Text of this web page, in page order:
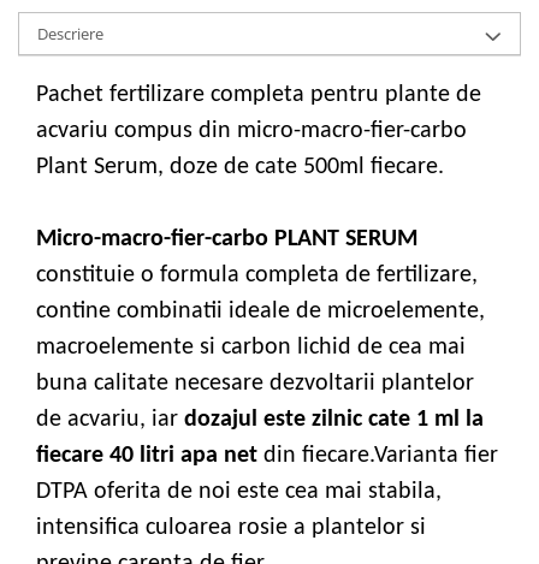
Descriere
Pachet fertilizare completa pentru plante de
acvariu compus din micro-macro-fier-carbo
Plant Serum, doze de cate 500ml fiecare.
Micro-macro-fier-carbo PLANT SERUM
constituie o formula completa de fertilizare,
contine combinatii ideale de microelemente,
macroelemente si carbon lichid de cea mai
buna calitate necesare dezvoltarii plantelor
de acvariu, iar dozajul este zilnic cate 1 ml la
fiecare 40 litri apa net din fiecare.Varianta fier
DTPA oferita de noi este cea mai stabila,
intensifica culoarea rosie a plantelor si